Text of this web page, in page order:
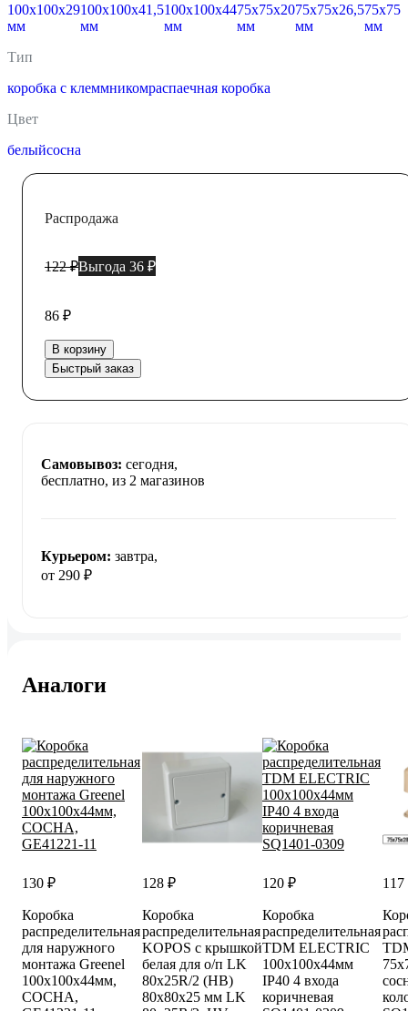
100х100х29
мм
100х100х41,5
мм
100х100х44
мм
75x75x20
мм
75х75х26,5
мм
мм
Тип
коробка с клеммникомраспаечная коробка
Цвет
белыйсосна
Распродажа
122 ₽Выгода 36 ₽
86 ₽
В корзину
Быстрый заказ
Самовывоз: сегодня,
бесплатно, из 2 магазинов
Курьером: завтра,
от 290 ₽
Аналоги
130 ₽
Коробка
распределительная
для наружного
монтажа Greenel
100х100х44мм,
СОСНА,
128 ₽
Коробка
распределительная
KOPOS с крышкой
белая для о/п LK
80x25R/2 (HB)
80x80x25 мм LK
120 ₽
Коробка
распределительная
TDM ELECTRIC
100х100х44мм
IP40 4 входа
коричневая
117